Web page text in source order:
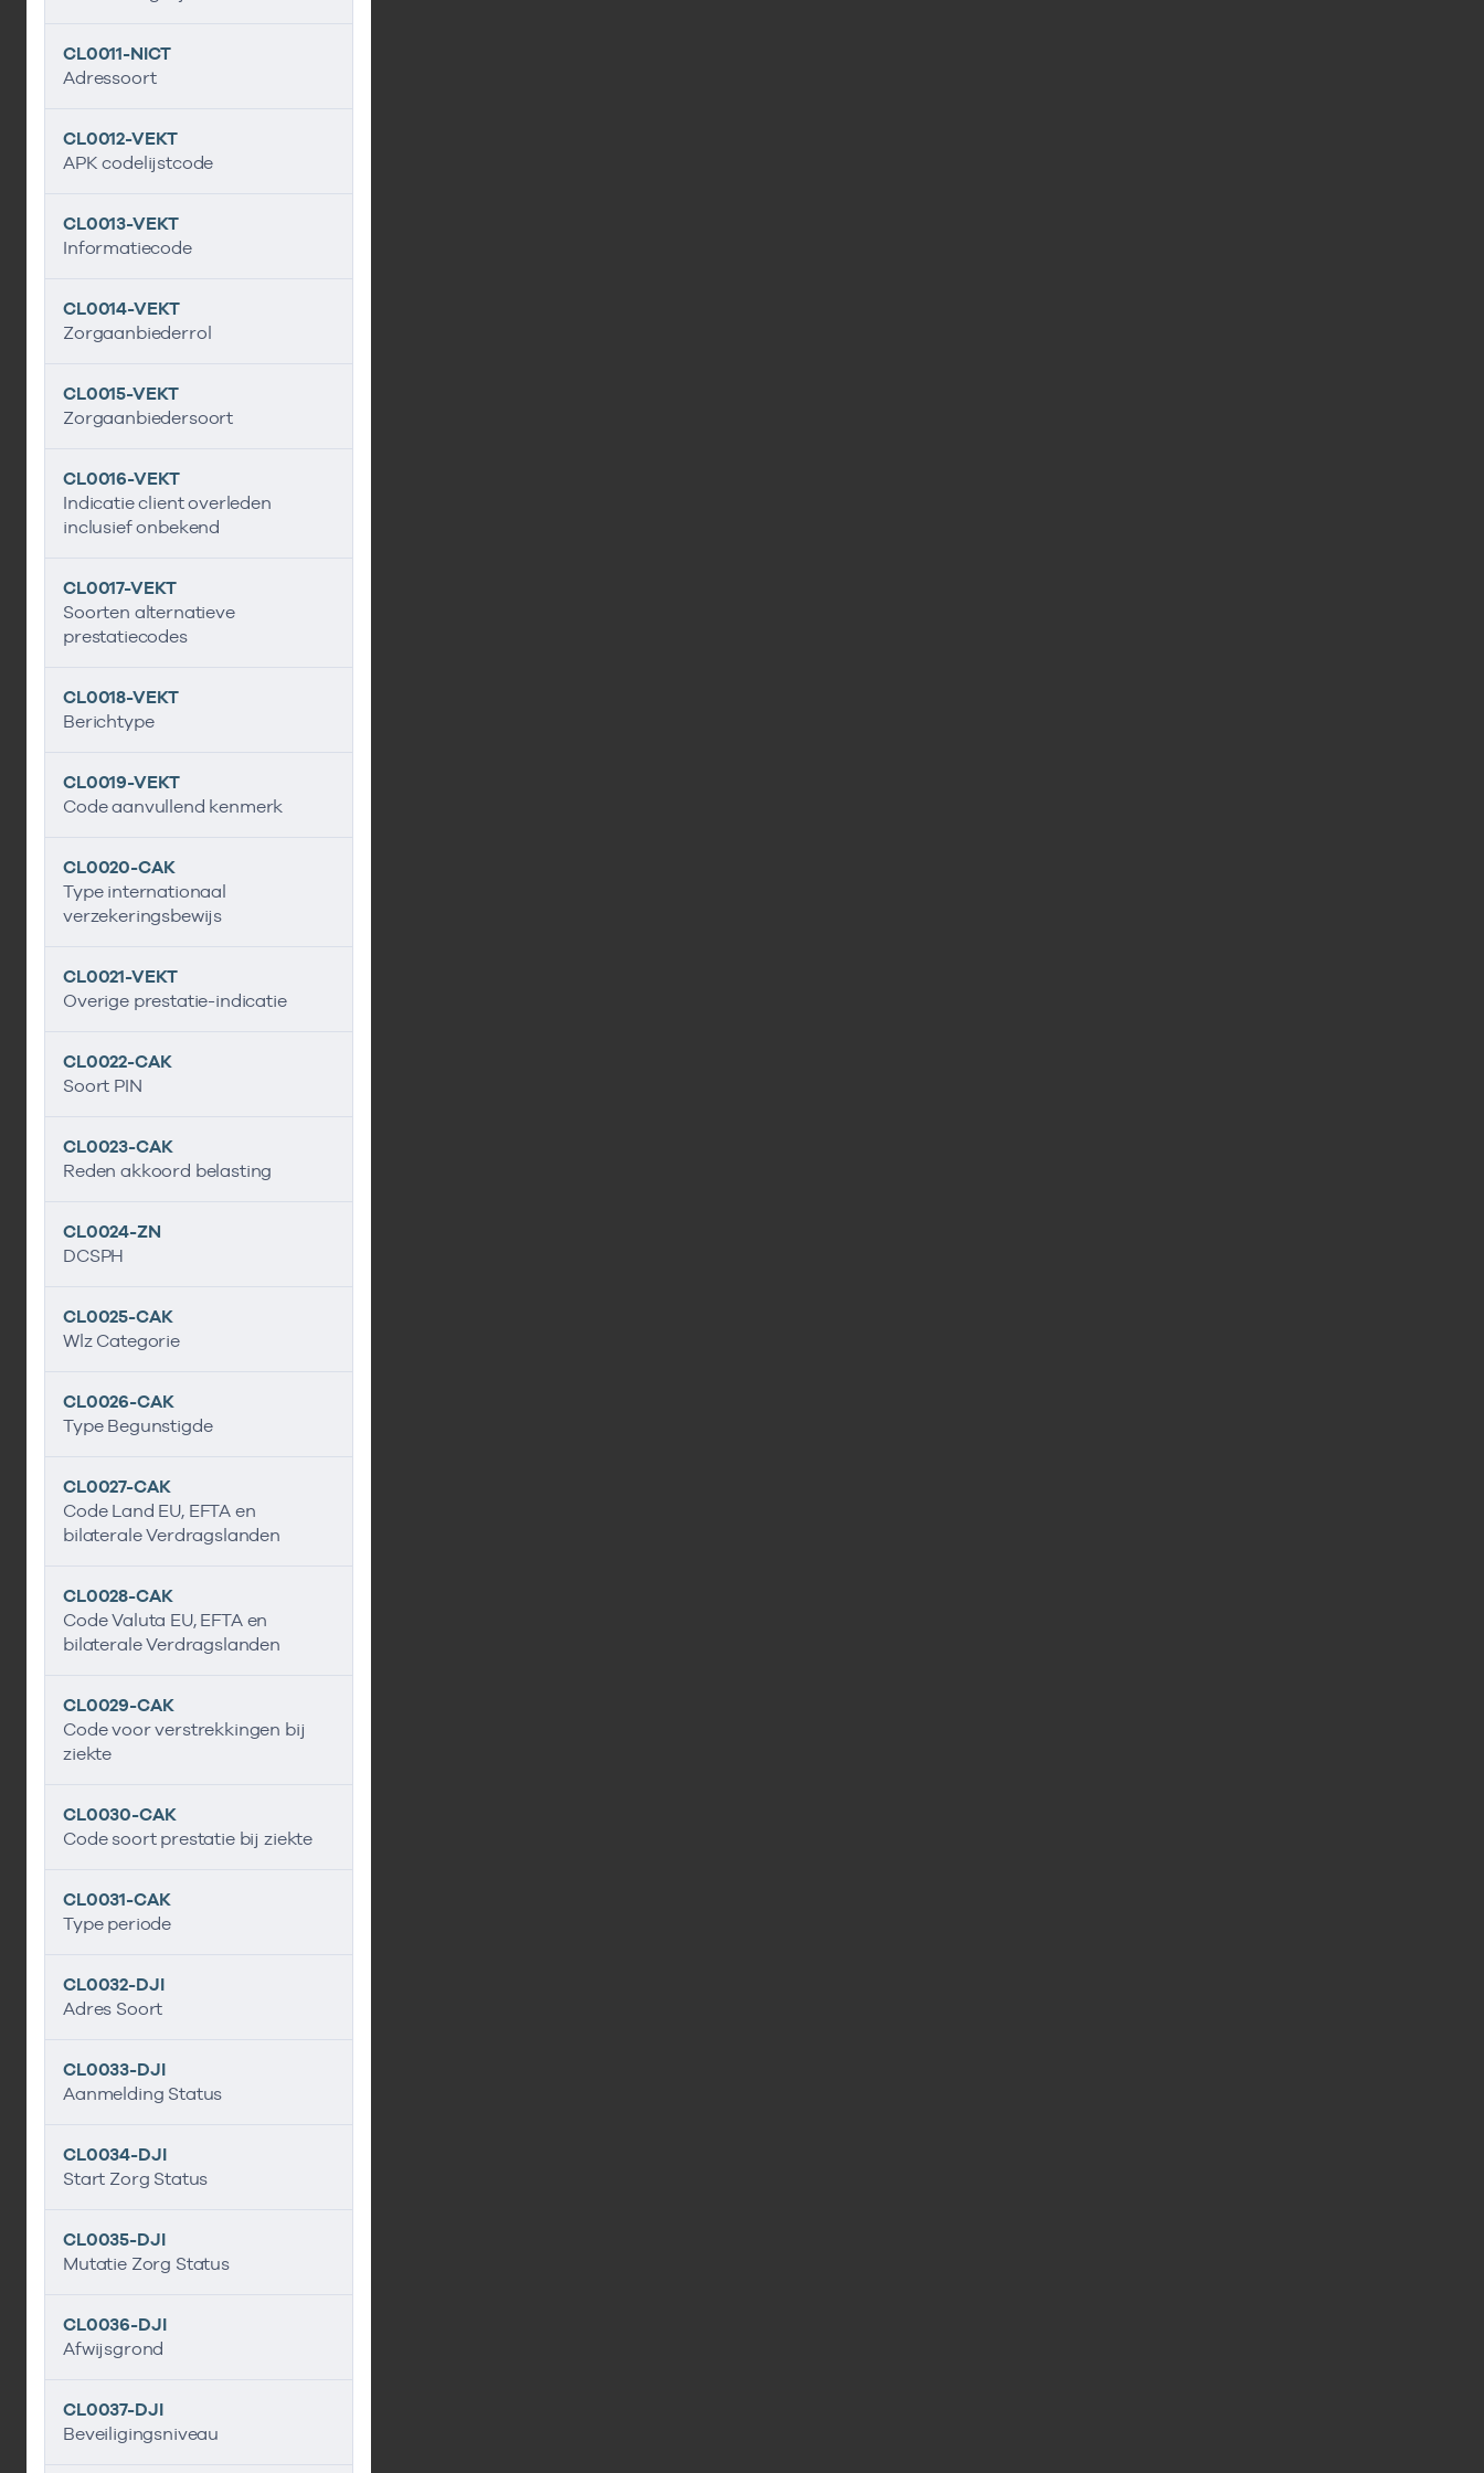
CL0011-NICT
Adressoort
CL0012-VEKT
APK codelijstcode
CL0013-VEKT
Informatiecode
CL0014-VEKT
Zorgaanbiederrol
CL0015-VEKT
Zorgaanbiedersoort
CL0016-VEKT
Indicatie client overleden
inclusief onbekend
CL0017-VEKT
Soorten alternatieve
prestatiecodes
CL0018-VEKT
Berichtype
CL0019-VEKT
Code aanvullend kenmerk
CL0020-CAK
Type internationaal
verzekeringsbewijs
CL0021-VEKT
Overige prestatie-indicatie
CL0022-CAK
Soort PIN
CL0023-CAK
Reden akkoord belasting
CL0024-ZN
DCSPH
CL0025-CAK
Wlz Categorie
CL0026-CAK
Type Begunstigde
CL0027-CAK
Code Land EU, EFTA en
bilaterale Verdragslanden
CL0028-CAK
Code Valuta EU, EFTA en
bilaterale Verdragslanden
CL0029-CAK
Code voor verstrekkingen bij
ziekte
CL0030-CAK
Code soort prestatie bij ziekte
CL0031-CAK
Type periode
CL0032-DJI
Adres Soort
CL0033-DJI
Aanmelding Status
CL0034-DJI
Start Zorg Status
CL0035-DJI
Mutatie Zorg Status
CL0036-DJI
Afwijsgrond
CL0037-DJI
Beveiligingsniveau